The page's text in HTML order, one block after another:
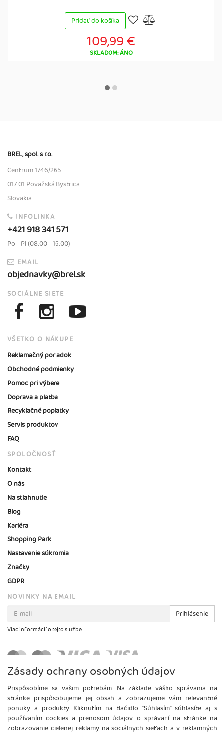
Pridať do košíka
109,99 €
SKLADOM: ÁNO
BREL, spol. s r.o.
Centrum 1746/265
017 01 Považská Bystrica
Slovakia
INFOLINKA
+421 918 341 571
Po - Pi (08:00 - 16:00)
EMAIL
objednavky@brel.sk
SOCIÁLNE SIETE
VŠETKO O NÁKUPE
Reklamačný poriadok
Obchodné podmienky
Pomoc pri výbere
Doprava a platba
Recyklačné poplatky
Servis produktov
FAQ
SPOLOČNOSŤ
Kontakt
O nás
Na stiahnutie
Blog
Kariéra
Shopping Park
Nastavenie súkromia
Značky
GDPR
NOVINKY NA EMAIL
Prihlásenie
Viac informácií o tejto službe
Zásady ochrany osobných údajov
Prispôsobíme sa vašim potrebám. Na základe vášho správania na
stránke prispôsobujeme jej obsah a zobrazujeme vám relevantné
ponuky a produkty. Kliknutím na tlačidlo "Súhlasím" súhlasíte aj s
používaním cookies a prenosom údajov o správaní na stránke na
zobrazovanie cielenej reklamy na sociálnych sieťach a v reklamných